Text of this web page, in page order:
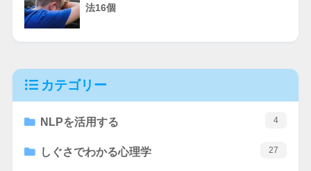
法16個
カテゴリー
NLPを活用する 4
しぐさでわかる心理学 27